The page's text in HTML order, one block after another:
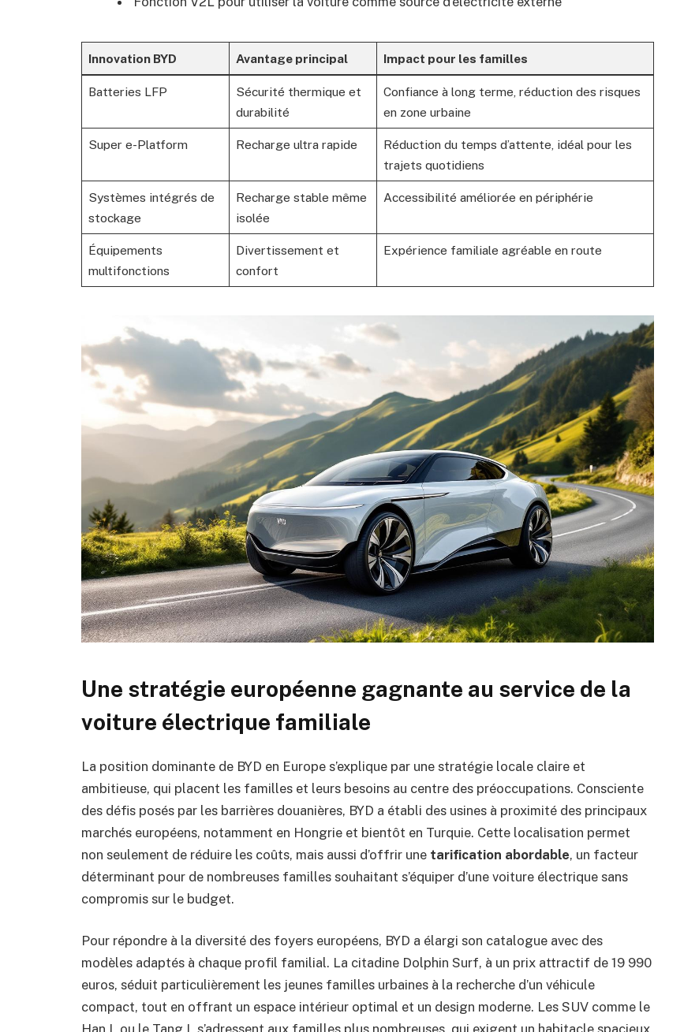
Innovation BYD Avantage principal Impact pour les familles
Batteries LFP
Sécurité thermique et
durabilité
Confiance à long terme, réduction des risques
en zone urbaine
Super e-Platform Recharge ultra rapide
Réduction du temps d’attente, idéal pour les
trajets quotidiens
Systèmes intégrés de
stockage
Recharge stable même
isolée
Accessibilité améliorée en périphérie
Équipements
multifonctions
Divertissement et
confort
Expérience familiale agréable en route
Une stratégie européenne gagnante au service de la
voiture électrique familiale
La position dominante de BYD en Europe s’explique par une stratégie locale claire et
ambitieuse, qui placent les familles et leurs besoins au centre des préoccupations. Consciente
des défis posés par les barrières douanières, BYD a établi des usines à proximité des principaux
marchés européens, notamment en Hongrie et bientôt en Turquie. Cette localisation permet
non seulement de réduire les coûts, mais aussi d’offrir une tarification abordable, un facteur
déterminant pour de nombreuses familles souhaitant s’équiper d’une voiture électrique sans
compromis sur le budget.
Pour répondre à la diversité des foyers européens, BYD a élargi son catalogue avec des
modèles adaptés à chaque profil familial. La citadine Dolphin Surf, à un prix attractif de 19 990
euros, séduit particulièrement les jeunes familles urbaines à la recherche d’un véhicule
compact, tout en offrant un espace intérieur optimal et un design moderne. Les SUV comme le